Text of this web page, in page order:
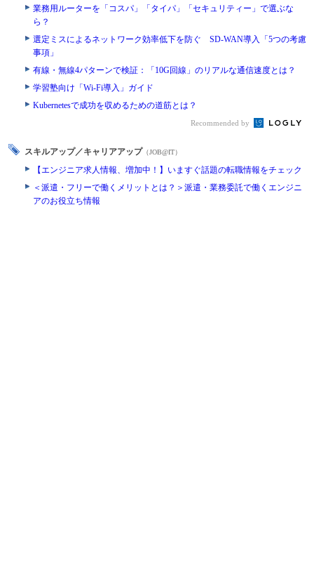
業務用ルーターを「コスパ」「タイパ」「セキュリティー」で選ぶな
ら？
選定ミスによるネットワーク効率低下を防ぐ SD-WAN導入「5つの考慮
事項」
有線・無線4パターンで検証：「10G回線」のリアルな通信速度とは？
学習塾向け「Wi-Fi導入」ガイド
Kubernetesで成功を収めるための道筋とは？
Recommended by
スキルアップ／キャリアアップ （JOB@IT）
【エンジニア求人情報、増加中！】いますぐ話題の転職情報をチェック
＜派遣・フリーで働くメリットとは？＞派遣・業務委託で働くエンジニ
アのお役立ち情報